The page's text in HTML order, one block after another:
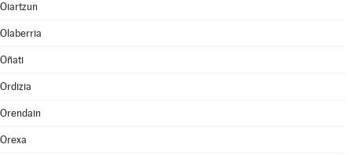
Oiartzun
Olaberria
Oñati
Ordizia
Orendain
Orexa